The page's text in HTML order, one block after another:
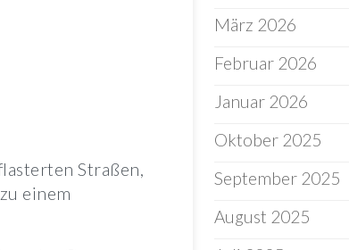
Straßen,
einem
März 2026
Februar 2026
Januar 2026
Oktober 2025
September 2025
August 2025